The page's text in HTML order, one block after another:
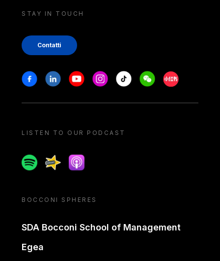
STAY IN TOUCH
Contatti
Stay in touch
FacebookLinkedinYoutubeInstagram
Tiktok WeechatXiaohongshu/
LISTEN TO OUR PODCAST
SpotifySpreakerApple podcast
BOCCONI SPHERES
SDA Bocconi School of Management
Egea